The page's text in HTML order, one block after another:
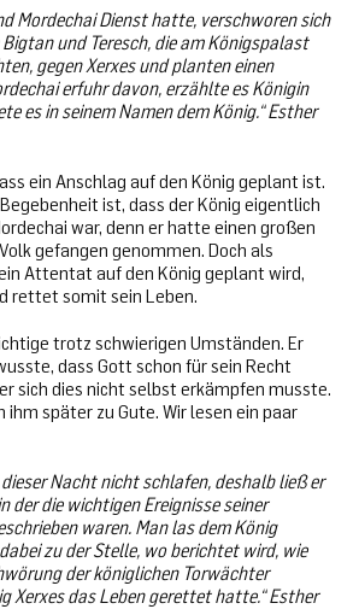
Mordechai Dienst hatte, verschworen sich
und Teresch, die am Königspalast
gegen Xerxes und planten einen
erfuhr davon, erzählte es Königin
es in seinem Namen dem König.“ Esther
ein Anschlag auf den König geplant ist.
ist, dass der König eigentlich
war, denn er hatte einen großen
gefangen genommen. Doch als
Attentat auf den König geplant wird,
rettet somit sein Leben.
trotz schwierigen Umständen. Er
dass Gott schon für sein Recht
sich dies nicht selbst erkämpfen musste.
ihm später zu Gute. Wir lesen ein paar
Nacht nicht schlafen, deshalb ließ er
der die wichtigen Ereignisse seiner
waren. Man las dem König
zu der Stelle, wo berichtet wird, wie
der königlichen Torwächter
Xerxes das Leben gerettet hatte.“ Esther